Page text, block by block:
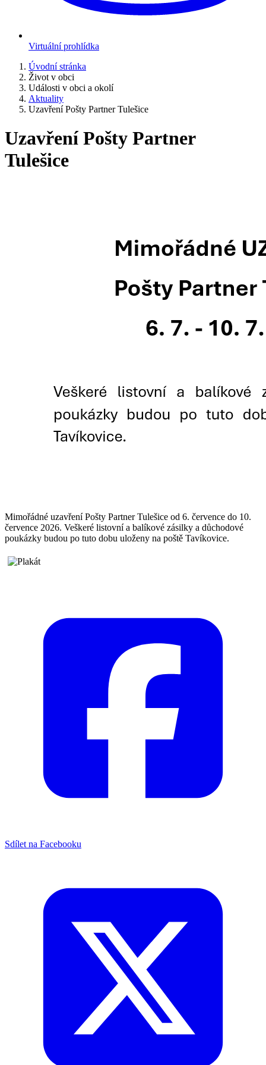
Virtuální prohlídka
Úvodní stránka
Život v obci
Události v obci a okolí
Aktuality
Uzavření Pošty Partner Tulešice
Uzavření Pošty Partner
Tulešice
Mimořádné uzavření Pošty Partner Tulešice od 6. července do 10.
července 2026. Veškeré listovní a balíkové zásilky a důchodové
poukázky budou po tuto dobu uloženy na poště Tavíkovice.
Sdílet na Facebooku